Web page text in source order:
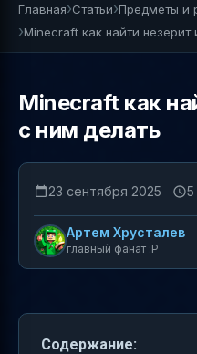
Главная Статьи Предметы и
Minecraft как найти незерит
Minecraft как
с ним делать
23 сентября 2025 5
Артем Хрусталев
главный фанат :P
Содержание: